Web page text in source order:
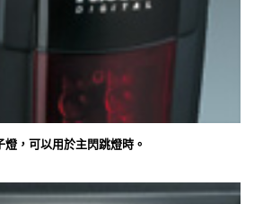
，可以用於主閃跳燈時。